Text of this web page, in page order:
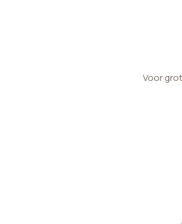
Voor